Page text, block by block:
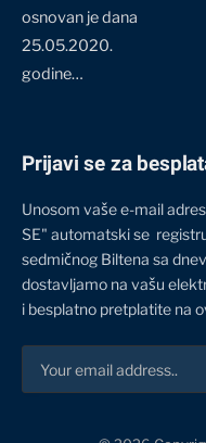
osnovan je dana
25.05.2020.
godine…
Prijavi se za
Unosom vaše e-mail
SE" automatski se
sedmičnog Biltena sa
dostavljamo na vašu
i besplatno pretplatite na